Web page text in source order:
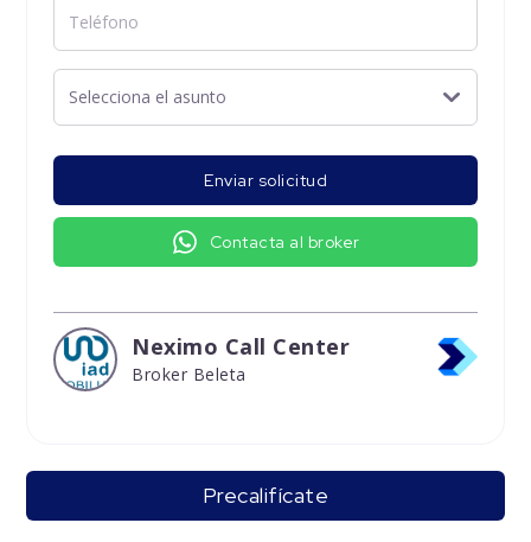
Enviar solicitud
Contacta al broker
Neximo Call Center
Broker Beleta
Precalifícate